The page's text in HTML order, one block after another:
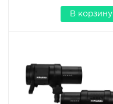
В корзину